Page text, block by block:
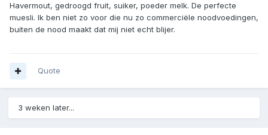
Havermout, gedroogd fruit, suiker, poeder melk. De perfecte
muesli. Ik ben niet zo voor die nu zo commerciële noodvoedingen,
buiten de nood maakt dat mij niet echt blijer.
Quote
3 weken later...